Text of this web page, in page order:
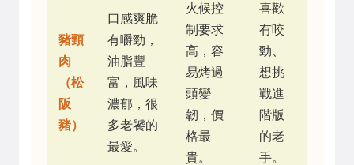
豬頸
肉
（松
阪
豬）
口感爽脆
有嚼勁，
油脂豐
富，風味
濃郁，很
多老饕的
最愛。
火候控
制要求
高，容
易烤過
頭變
韌，價
格最
貴。
喜歡
有咬
勁、
想挑
戰進
階版
的老
手。